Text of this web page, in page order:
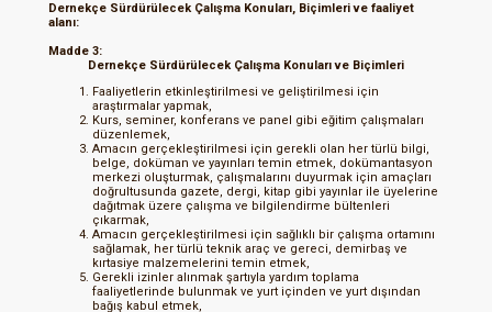
Dernekçe Sürdürülecek Çalışma Konuları, Biçimleri ve faaliyet
alanı:
Madde 3:
Dernekçe Sürdürülecek Çalışma Konuları ve Biçimleri
Faaliyetlerin etkinleştirilmesi ve geliştirilmesi için
araştırmalar yapmak,
Kurs, seminer, konferans ve panel gibi eğitim çalışmaları
düzenlemek,
Amacın gerçekleştirilmesi için gerekli olan her türlü bilgi,
belge, doküman ve yayınları temin etmek, dokümantasyon
merkezi oluşturmak, çalışmalarını duyurmak için amaçları
doğrultusunda gazete, dergi, kitap gibi yayınlar ile üyelerine
dağıtmak üzere çalışma ve bilgilendirme bültenleri
çıkarmak,
Amacın gerçekleştirilmesi için sağlıklı bir çalışma ortamını
sağlamak, her türlü teknik araç ve gereci, demirbaş ve
kırtasiye malzemelerini temin etmek,
Gerekli izinler alınmak şartıyla yardım toplama
faaliyetlerinde bulunmak ve yurt içinden ve yurt dışından
bağış kabul etmek,